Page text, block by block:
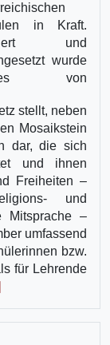
in Kraft.
und
wurde
von
stellt, neben
Mosaikstein
dar, die sich
und ihnen
Freiheiten –
und
Mitsprache –
umfassend
bzw.
für Lehrende